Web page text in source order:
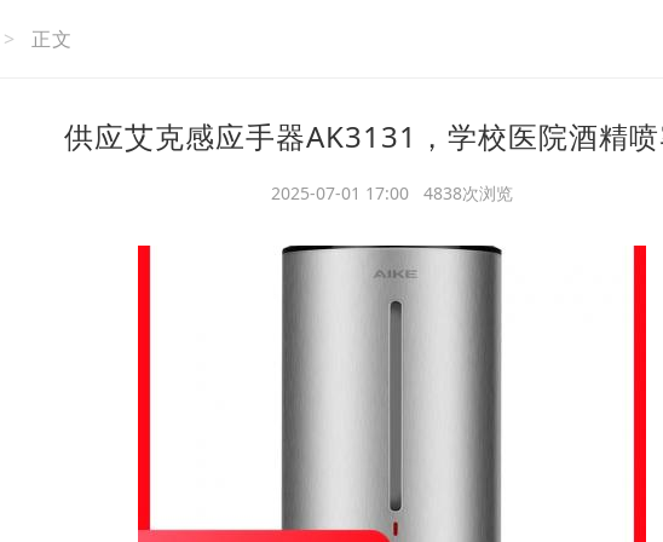
> 正文
供应艾克感应手器AK3131，学校医院酒精
2025-07-01 17:00 4838次浏览